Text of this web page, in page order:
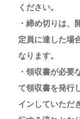
ください。
・締め切りは、
定員に達した場
なります。
・領収書が必要
て領収書を発行
インしていただ